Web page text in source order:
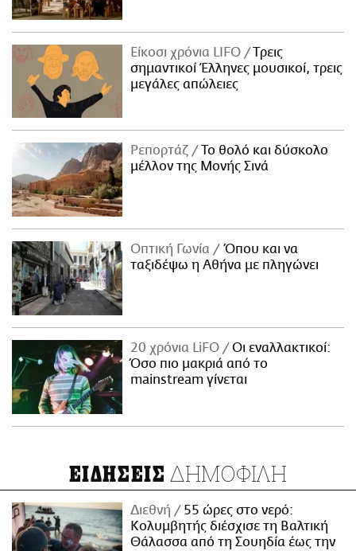
Είκοσι χρόνια LIFO
Tρεις
σημαντικοί Έλληνες μουσικοί, τρεις
μεγάλες απώλειες
Ρεπορτάζ
Το θολό και δύσκολο
μέλλον της Μονής Σινά
Οπτική Γωνία
Όπου και να
ταξιδέψω η Αθήνα με πληγώνει
20 χρόνια LiFO
Οι εναλλακτικοί:
Όσο πιο μακριά από το
mainstream γίνεται
ΕΙΔΗΣΕΙΣ ΔΗΜΟΦΙΛΗ
Διεθνή
55 ώρες στο νερό:
Κολυμβητής διέσχισε τη Βαλτική
Θάλασσα από τη Σουηδία έως την